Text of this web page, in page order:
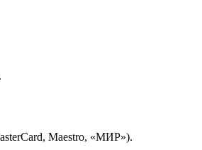
Maestro, «МИР»).